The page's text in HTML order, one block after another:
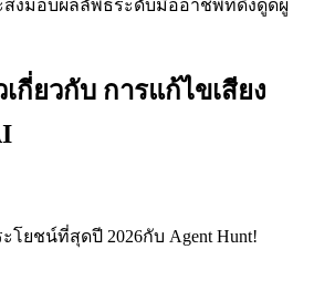
ส่งมอบผลลัพธ์ระดับมืออาชีพที่ดึงดูดผู้
กี่ยวกับ การแก้ไขเสียง
โยชน์ที่สุดปี 2026กับ Agent Hunt!